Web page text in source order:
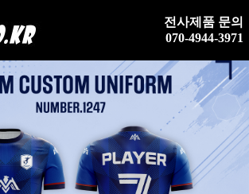
전사제품 문의
070-4944-3971